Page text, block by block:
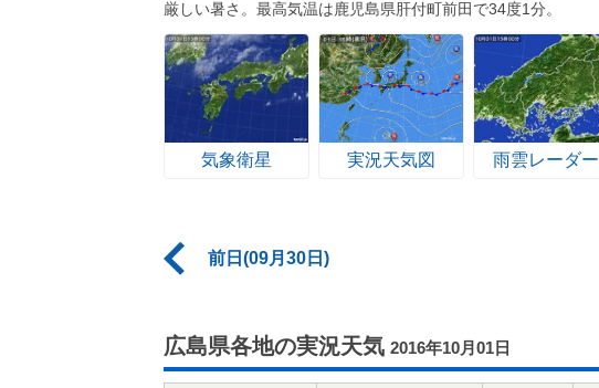
厳しい暑さ。最高気温は鹿児島県肝付町前田で34度1分。
気象衛星 実況天気図 雨雲レーダー
前日(09月30日)
広島県各地の実況天気 2016年10月01日